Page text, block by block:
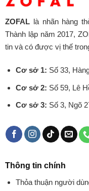
ZOFALlà nhãn hàng
Thành lập năm 2017,
tin và có được vị thế
Cơ sở 1: Số 33,
Cơ sở 2: Số 59, Lê
Cơ sở 3: Số 3, Ngõ
Thông tin chính
Thỏa thuận người